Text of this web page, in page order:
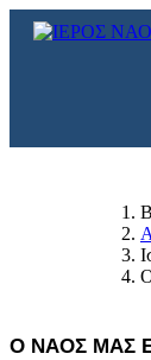
Ο ΝΑΟΣ ΜΑΣ